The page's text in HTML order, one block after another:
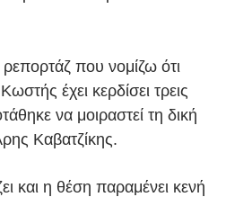
που νομίζω ότι
έχει κερδίσει τρεις
να μοιραστεί τη δική
Καβατζίκης.
και η θέση παραμένει κενή